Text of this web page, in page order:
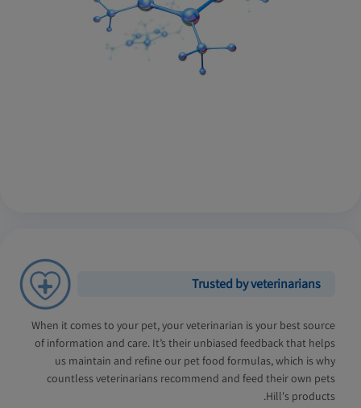
Trusted by veterinarians
When it comes to your pet, your veterinarian is your best source
of information and care. It’s their unbiased feedback that helps
us maintain and refine our pet food formulas, which is why
countless veterinarians recommend and feed their own pets
Hill's products.